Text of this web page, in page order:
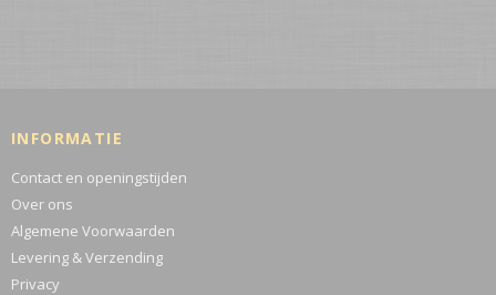
INFORMATIE
Contact en openingstijden
Over ons
Algemene Voorwaarden
Levering & Verzending
Privacy